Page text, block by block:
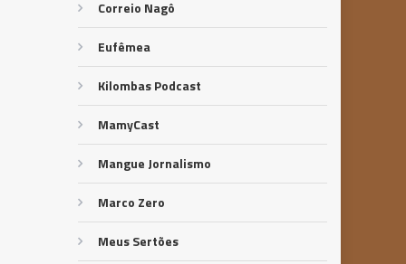
Correio Nagô
Eufêmea
Kilombas Podcast
MamyCast
Mangue Jornalismo
Marco Zero
Meus Sertões